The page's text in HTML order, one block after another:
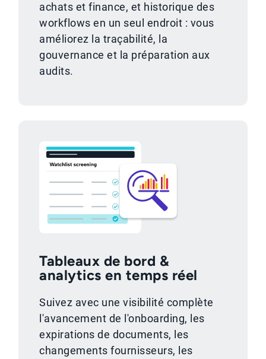
achats et finance, et historique des
workflows en un seul endroit : vous
améliorez la traçabilité, la
gouvernance et la préparation aux
audits.
Tableaux de bord &
analytics en temps réel
Suivez avec une visibilité complète
l'avancement de l'onboarding, les
expirations de documents, les
changements fournisseurs, les